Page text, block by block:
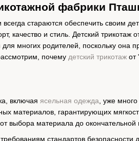
фабрики
стараются обеспечить своим
качество и стиль. Детский
многих родителей, поскольку она
почему детский трикотаж от
включая ясельная одежда, уже
материалов, гарантирующих
выбора материала до окончательной
стандартов